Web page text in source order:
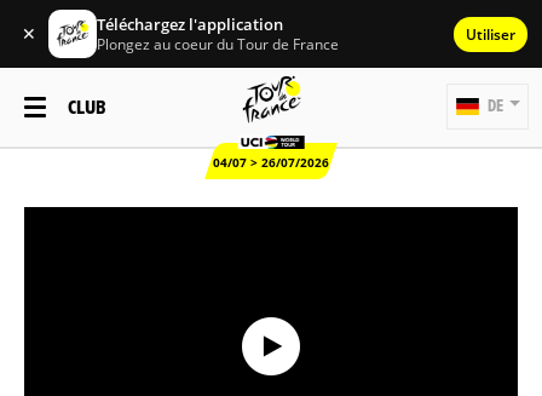
✕ Téléchargez l'application
Plongez au coeur du Tour de France Utiliser
CLUB
04/07 > 26/07/2026
DE